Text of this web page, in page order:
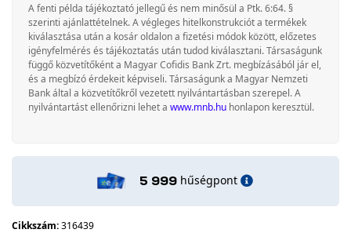
A fenti példa tájékoztató jellegű és nem minősül a Ptk. 6:64. §
szerinti ajánlattételnek. A végleges hitelkonstrukciót a termékek
kiválasztása után a kosár oldalon a fizetési módok között, előzetes
igényfelmérés és tájékoztatás után tudod kiválasztani. Társaságunk
függő közvetítőként a Magyar Cofidis Bank Zrt. megbízásából jár el,
és a megbízó érdekeit képviseli. Társaságunk a Magyar Nemzeti
Bank által a közvetítőkről vezetett nyilvántartásban szerepel. A
nyilvántartást ellenőrizni lehet a www.mnb.hu honlapon keresztül.
5 999 hűségpont
Cikkszám:316439